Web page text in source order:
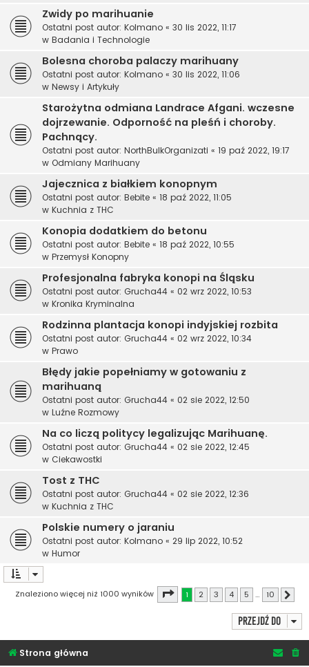
Zwidy po marihuanie
Ostatni post autor: Kolmano « 30 lis 2022, 11:17
w Badania i Technologie
Bolesna choroba palaczy marihuany
Ostatni post autor: Kolmano « 30 lis 2022, 11:06
w Newsy i Artykuły
Starożytna odmiana Landrace Afgani. wczesne
dojrzewanie. Odporność na pleśń i choroby.
Pachnący.
Ostatni post autor: NorthBulkOrganizati « 19 paź 2022, 19:17
w Odmiany Marihuany
Jajecznica z białkiem konopnym
Ostatni post autor: Bebite « 18 paź 2022, 11:05
w Kuchnia z THC
Konopia dodatkiem do betonu
Ostatni post autor: Bebite « 18 paź 2022, 10:55
w Przemysł Konopny
Profesjonalna fabryka konopi na Śląsku
Ostatni post autor: Grucha44 « 02 wrz 2022, 10:53
w Kronika Kryminalna
Rodzinna plantacja konopi indyjskiej rozbita
Ostatni post autor: Grucha44 « 02 wrz 2022, 10:34
w Prawo
Błędy jakie popełniamy w gotowaniu z
marihuaną
Ostatni post autor: Grucha44 « 02 sie 2022, 12:50
w Luźne Rozmowy
Na co liczą politycy legalizując Marihuanę.
Ostatni post autor: Grucha44 « 02 sie 2022, 12:45
w Ciekawostki
Tost z THC
Ostatni post autor: Grucha44 « 02 sie 2022, 12:36
w Kuchnia z THC
Polskie numery o jaraniu
Ostatni post autor: Kolmano « 29 lip 2022, 10:52
w Humor
Znaleziono więcej niż 1000 wyników Strona1 10
1 2 3 4 5 … 10
Przejdź do
Strona główna